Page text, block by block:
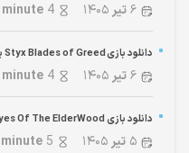
۶تیر ۱۴۰۵ 4
minute
دانلود بازی Styx Blades of Greed برای کامپیوتر
۶تیر ۱۴۰۵ 4
minute
دانلود بازی Eyes Of The ElderWood برای کامپیوتر
۵ تیر ۱۴۰۵ 5
minute